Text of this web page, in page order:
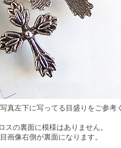
真左下に写ってる目盛りをご参考
スの裏面に模様はありません。
画像右側が裏面になります。